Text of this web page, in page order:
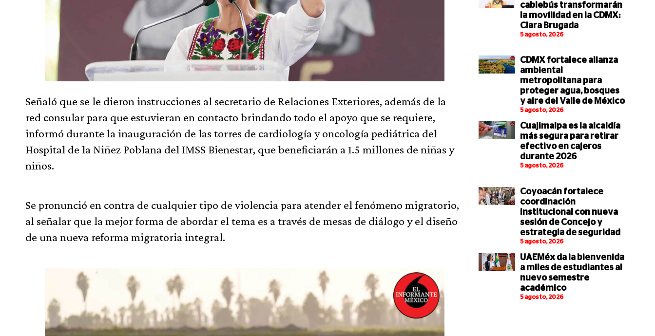
Señaló que se le dieron instrucciones al secretario de Relaciones Exteriores, además de la
red consular para que estuvieran en contacto brindando todo el apoyo que se requiere,
informó durante la inauguración de las torres de cardiología y oncología pediátrica del
Hospital de la Niñez Poblana del IMSS Bienestar, que beneficiarán a 1.5 millones de niñas y
niños.
Se pronunció en contra de cualquier tipo de violencia para atender el fenómeno migratorio,
al señalar que la mejor forma de abordar el tema es a través de mesas de diálogo y el diseño
de una nueva reforma migratoria integral.
cablebús transformarán
la movilidad en la CDMX:
Clara Brugada
5 agosto, 2026
CDMX fortalece alianza
ambiental
metropolitana para
proteger agua, bosques
y aire del Valle de México
5 agosto, 2026
Cuajimalpa es la alcaldía
más segura para retirar
efectivo en cajeros
durante 2026
5 agosto, 2026
Coyoacán fortalece
coordinación
institucional con nueva
sesión de Concejo y
estrategia de seguridad
5 agosto, 2026
UAEMéx da la bienvenida
a miles de estudiantes al
nuevo semestre
académico
5 agosto, 2026